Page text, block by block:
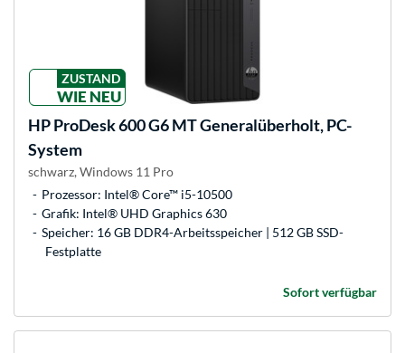
ZUSTAND
WIE NEU
HPProDesk 600 G6 MT Generalüberholt, PC-
System
schwarz, Windows 11 Pro
Prozessor: Intel® Core™ i5-10500
Grafik: Intel® UHD Graphics 630
Speicher: 16 GB DDR4-Arbeitsspeicher | 512 GB SSD-
Festplatte
Sofort verfügbar